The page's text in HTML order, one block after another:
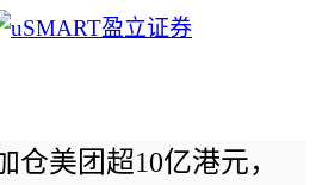
仓美团超10亿港元，